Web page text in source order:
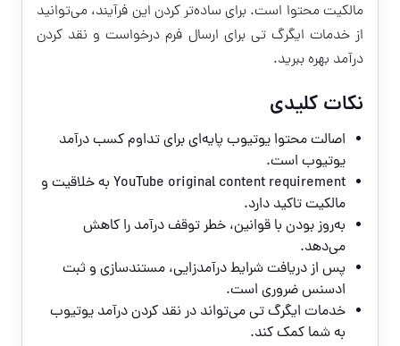
مالکیت محتوا است. برای ساده‌تر کردن این فرآیند، می‌توانید
از خدمات ایگرگ تی برای ارسال فرم درخواست و نقد کردن
درآمد بهره ببرید.
نکات کلیدی
اصالت محتوا یوتیوب پایه‌ای برای تداوم کسب درآمد
یوتیوب است.
YouTube original content requirement به خلاقیت و
مالکیت تاکید دارد.
به‌روز بودن با قوانین، خطر توقف درآمد را کاهش
می‌دهد.
پس از دریافت شرایط درآمدزایی، مستندسازی و ثبت
ادسنس ضروری است.
خدمات ایگرگ تی می‌تواند در نقد کردن درآمد یوتیوب
به شما کمک کند.